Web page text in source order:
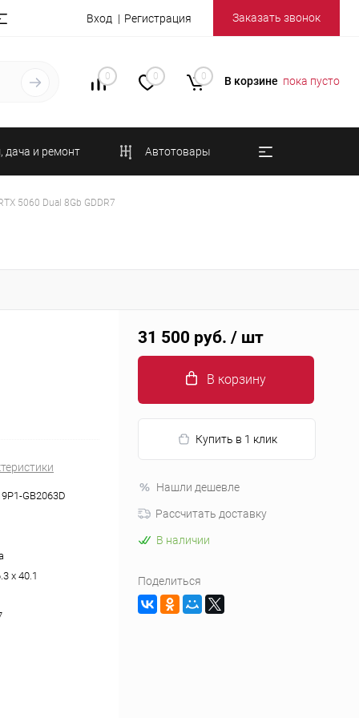
Вход Регистрация Заказать звонок
0 0 0 В корзине пока пусто
дача и ремонт Автотовары
5060 Dual 8Gb GDDR7
GB2063D
x 40.1
31 500 руб. / шт
В корзину
Купить в 1 клик
Нашли дешевле
Рассчитать доставку
В наличии
Поделиться